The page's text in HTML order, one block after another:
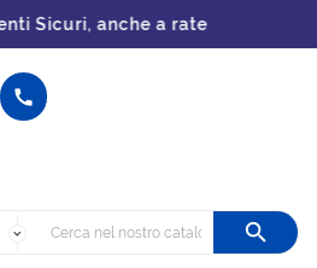
anche a rate

